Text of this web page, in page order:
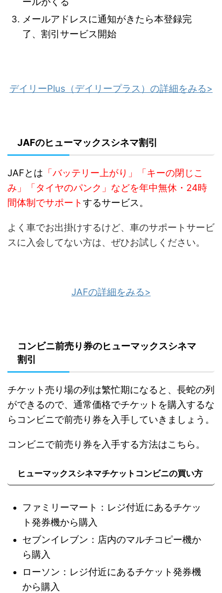
メールアドレスに通知がきたら本登録完
了、割引サービス開始
デイリーPlus（デイリープラス）の詳細をみる>
JAFのヒューマックスシネマ割引
JAFとは 「バッテリー上がり」「キーの閉じこ
み」「タイヤのパンク」などを年中無休・24時
間体制でサポートするサービス。
よく車でお出掛けするけど、車のサポートサービ
スに入会してない方は、ぜひお試しください。
JAFの詳細をみる>
コンビニ前売り券のヒューマックスシネマ
割引
チケット売り場の列は繁忙期になると、長蛇の列
ができるので、通常価格でチケットを購入するな
らコンビニで前売り券を入手していきましょう。
コンビニで前売り券を入手する方法はこちら。
ヒューマックスシネマチケットコンビニの買い方
ファミリーマート：レジ付近にあるチケッ
ト発券機から購入
セブンイレブン：店内のマルチコピー機か
ら購入
ローソン：レジ付近にあるチケット発券機
から購入